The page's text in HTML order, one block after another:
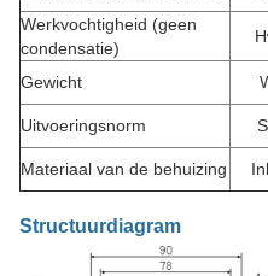
Werkvochtigheid (geen
condensatie)
Gewicht
Uitvoeringsnorm
Materiaal van de behuizing
Structuurdiagram